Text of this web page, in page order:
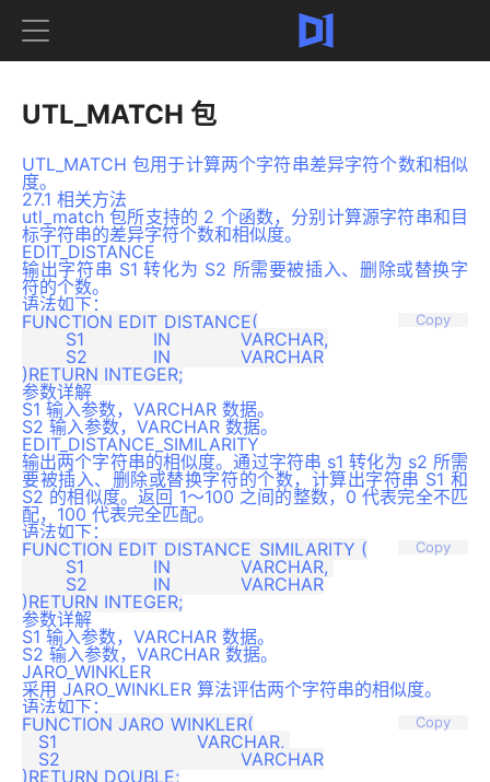
UTL_MATCH 包
UTL_MATCH 包用于计算两个字符串差异字符个数和相似
度。
27.1 相关方法
utl_match 包所支持的 2 个函数，分别计算源字符串和目
标字符串的差异字符个数和相似度。
EDIT_DISTANCE
输出字符串 S1 转化为 S2 所需要被插入、删除或替换字
符的个数。
语法如下：
Copy
FUNCTION EDIT_DISTANCE(
参数详解
S1 输入参数，VARCHAR 数据。
S2 输入参数，VARCHAR 数据。
EDIT_DISTANCE_SIMILARITY
输出两个字符串的相似度。通过字符串 s1 转化为 s2 所需
要被插入、删除或替换字符的个数，计算出字符串 S1 和
S2 的相似度。返回 1～100 之间的整数，0 代表完全不匹
配，100 代表完全匹配。
语法如下：
Copy
FUNCTION EDIT_DISTANCE_SIMILARITY (
参数详解
S1 输入参数，VARCHAR 数据。
S2 输入参数，VARCHAR 数据。
JARO_WINKLER
采用 JARO_WINKLER 算法评估两个字符串的相似度。
语法如下：
Copy
FUNCTION JARO_WINKLER(
   S1 		 		VARCHAR,
   S2 		 		VARCHAR